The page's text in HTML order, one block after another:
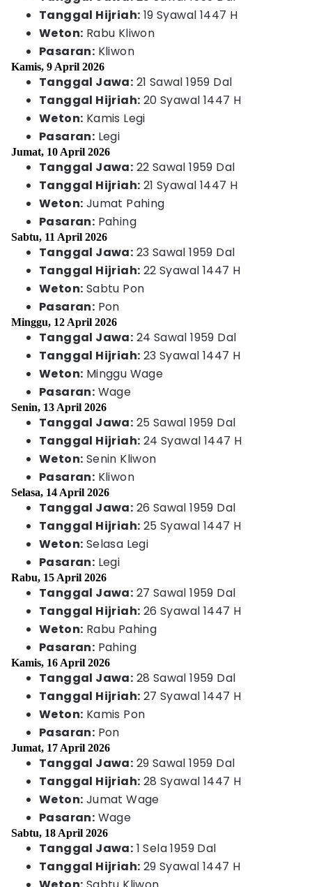
Tanggal Hijriah: 19 Syawal 1447 H
Weton: Rabu Kliwon
Pasaran: Kliwon
Kamis, 9 April 2026
Tanggal Jawa: 21 Sawal 1959 Dal
Tanggal Hijriah: 20 Syawal 1447 H
Weton: Kamis Legi
Pasaran: Legi
Jumat, 10 April 2026
Tanggal Jawa: 22 Sawal 1959 Dal
Tanggal Hijriah: 21 Syawal 1447 H
Weton: Jumat Pahing
Pasaran: Pahing
Sabtu, 11 April 2026
Tanggal Jawa: 23 Sawal 1959 Dal
Tanggal Hijriah: 22 Syawal 1447 H
Weton: Sabtu Pon
Pasaran: Pon
Minggu, 12 April 2026
Tanggal Jawa: 24 Sawal 1959 Dal
Tanggal Hijriah: 23 Syawal 1447 H
Weton: Minggu Wage
Pasaran: Wage
Senin, 13 April 2026
Tanggal Jawa: 25 Sawal 1959 Dal
Tanggal Hijriah: 24 Syawal 1447 H
Weton: Senin Kliwon
Pasaran: Kliwon
Selasa, 14 April 2026
Tanggal Jawa: 26 Sawal 1959 Dal
Tanggal Hijriah: 25 Syawal 1447 H
Weton: Selasa Legi
Pasaran: Legi
Rabu, 15 April 2026
Tanggal Jawa: 27 Sawal 1959 Dal
Tanggal Hijriah: 26 Syawal 1447 H
Weton: Rabu Pahing
Pasaran: Pahing
Kamis, 16 April 2026
Tanggal Jawa: 28 Sawal 1959 Dal
Tanggal Hijriah: 27 Syawal 1447 H
Weton: Kamis Pon
Pasaran: Pon
Jumat, 17 April 2026
Tanggal Jawa: 29 Sawal 1959 Dal
Tanggal Hijriah: 28 Syawal 1447 H
Weton: Jumat Wage
Pasaran: Wage
Sabtu, 18 April 2026
Tanggal Jawa: 1 Sela 1959 Dal
Tanggal Hijriah: 29 Syawal 1447 H